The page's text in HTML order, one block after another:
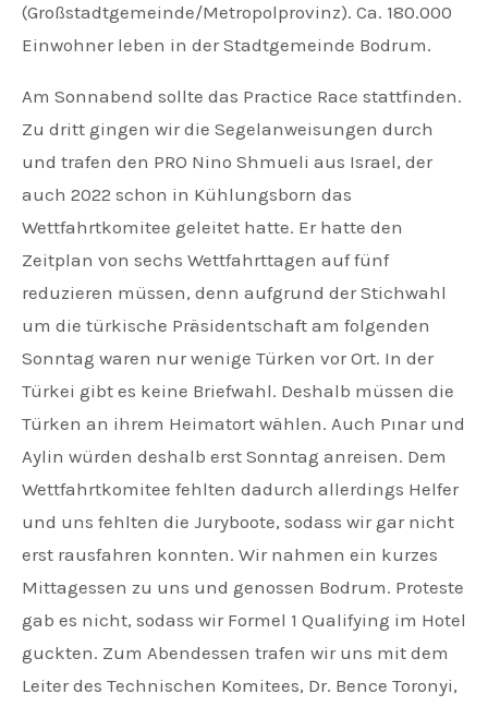
(Großstadtgemeinde/Metropolprovinz). Ca. 180.000
Einwohner leben in der Stadtgemeinde Bodrum.
Am Sonnabend sollte das Practice Race stattfinden.
Zu dritt gingen wir die Segelanweisungen durch
und trafen den PRO Nino Shmueli aus Israel, der
auch 2022 schon in Kühlungsborn das
Wettfahrtkomitee geleitet hatte. Er hatte den
Zeitplan von sechs Wettfahrttagen auf fünf
reduzieren müssen, denn aufgrund der Stichwahl
um die türkische Präsidentschaft am folgenden
Sonntag waren nur wenige Türken vor Ort. In der
Türkei gibt es keine Briefwahl. Deshalb müssen die
Türken an ihrem Heimatort wählen. Auch Pınar und
Aylin würden deshalb erst Sonntag anreisen. Dem
Wettfahrtkomitee fehlten dadurch allerdings Helfer
und uns fehlten die Juryboote, sodass wir gar nicht
erst rausfahren konnten. Wir nahmen ein kurzes
Mittagessen zu uns und genossen Bodrum. Proteste
gab es nicht, sodass wir Formel 1 Qualifying im Hotel
guckten. Zum Abendessen trafen wir uns mit dem
Leiter des Technischen Komitees, Dr. Bence Toronyi,